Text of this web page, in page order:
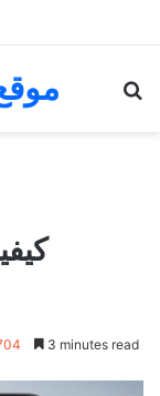
3 minutes read